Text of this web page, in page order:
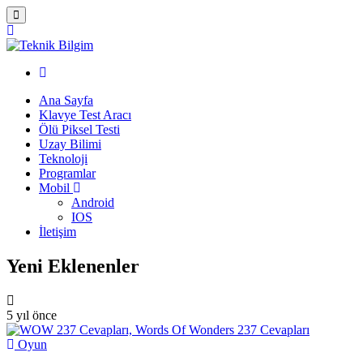
Ana Sayfa
Klavye Test Aracı
Ölü Piksel Testi
Uzay Bilimi
Teknoloji
Programlar
Mobil
Android
IOS
İletişim
Yeni Eklenenler
5 yıl önce
Oyun